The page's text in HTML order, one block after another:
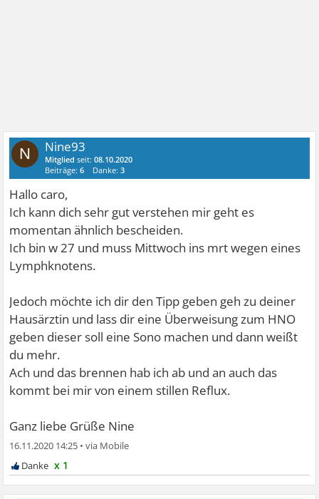
N Nine93
Mitglied seit:08.10.2020
Beiträge:6 Danke:3
Hallo caro,
Ich kann dich sehr gut verstehen mir geht es
momentan ähnlich bescheiden.
Ich bin w 27 und muss Mittwoch ins mrt wegen eines
Lymphknotens.
Jedoch möchte ich dir den Tipp geben geh zu deiner
Hausärztin und lass dir eine Überweisung zum HNO
geben dieser soll eine Sono machen und dann weißt
du mehr.
Ach und das brennen hab ich ab und an auch das
kommt bei mir von einem stillen Reflux.
Ganz liebe Grüße Nine
16.11.2020 14:25 •
x 1